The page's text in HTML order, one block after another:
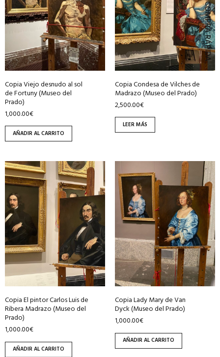
Copia Viejo desnudo al sol
de Fortuny (Museo del
Prado)
1,000.00€
AÑADIR AL CARRITO
Copia Condesa de Vilches de
Madrazo (Museo del Prado)
2,500.00€
LEER MÁS
Copia El pintor Carlos Luis de
Ribera Madrazo (Museo del
Prado)
1,000.00€
AÑADIR AL CARRITO
Copia Lady Mary de Van
Dyck (Museo del Prado)
1,000.00€
AÑADIR AL CARRITO
COMPRA RÁPIDA